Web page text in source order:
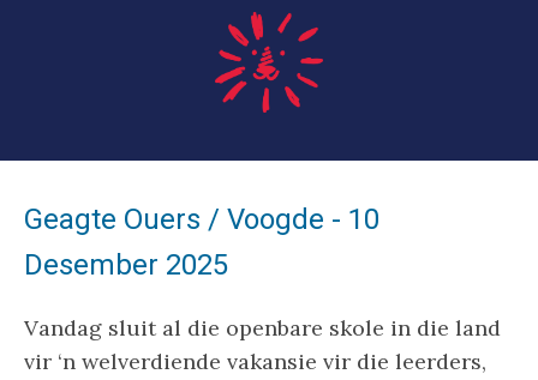
Geagte Ouers / Voogde - 10
Desember 2025
Vandag sluit al die openbare skole in die land
vir ‘n welverdiende vakansie vir die leerders,